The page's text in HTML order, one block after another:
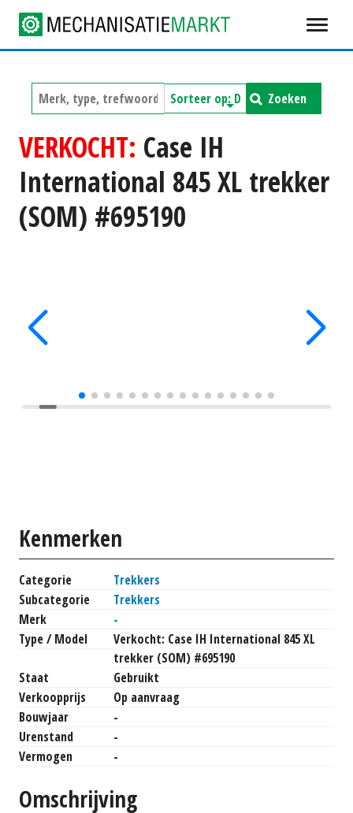
Zoeken
VERKOCHT: Case IH
International 845 XL trekker
(SOM) #695190
Kenmerken
Categorie
Trekkers
Subcategorie
Trekkers
Merk
-
Type / Model
Verkocht: Case IH International 845 XL
trekker (SOM) #695190
Staat
Gebruikt
Verkoopprijs
Op aanvraag
Bouwjaar
-
Urenstand
-
Vermogen
-
Omschrijving